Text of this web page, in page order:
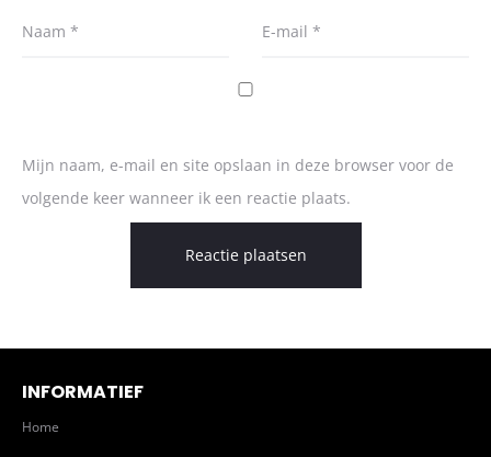
Naam * E-mail *
Mijn naam, e-mail en site opslaan in deze browser voor de
volgende keer wanneer ik een reactie plaats.
INFORMATIEF
Home